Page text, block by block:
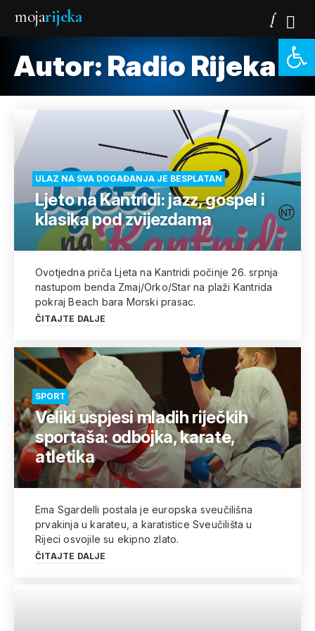
mojarijeka
Autor: Radio Rijeka
ULAZ NA SVA DOGAĐANJA JE BESPLATAN
Ljeto na Kantridi: jazz, gospel i
klasika pod zvijezdama
Ovotjedna priča Ljeta na Kantridi počinje 26. srpnja
nastupom benda Zmaj/Orko/Star na plaži Kantrida
pokraj Beach bara Morski prasac.
ČITAJTE DALJE
SPORT
Veliki uspjesi mladih riječkih
sportaša: odbojka, karate,
atletika
Ema Sgardelli postala je europska sveučilišna
prvakinja u karateu, a karatistice Sveučilišta u
Rijeci osvojile su ekipno zlato.
ČITAJTE DALJE